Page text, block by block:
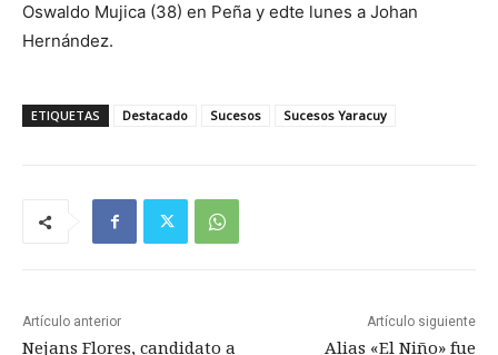
Oswaldo Mujica (38) en Peña y edte lunes a Johan
Hernández.
ETIQUETAS Destacado Sucesos Sucesos Yaracuy
Artículo anterior
Nejans Flores, candidato a
Artículo siguiente
Alias «El Niño» fue